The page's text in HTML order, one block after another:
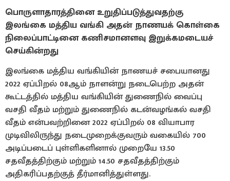
பொருளாதாரத்தினை உறுதிப்படுத்துவதற்கு
இலங்கை மத்திய வங்கி அதன் நாணயக் கொள்கை
நிலைப்பாட்டினை கணிசமானளவு இறுக்கமடையச்
செய்கின்றது
இலங்கை மத்திய வங்கியின் நாணயச் சபையானது
2022 ஏப்பிறல் 08ஆம் நாளன்று நடைபெற்ற அதன்
கூட்டத்தில் மத்திய வங்கியின் துணைநில் வைப்பு
வசதி வீதம் மற்றும் துணைநில் கடன்வழங்கல் வசதி
வீதம் என்பவற்றினை 2022 ஏப்பிறல் 08 வியாபார
முடிவிலிருந்து நடைமுறைக்குவரும் வகையில் 700
அடிப்படைப் புள்ளிகளினால் முறையே 13.50
சதவீதத்திற்கும் மற்றும் 14.50 சதவீதத்திற்கும்
அதிகரிப்பதற்குத் தீர்மானித்துள்ளது.